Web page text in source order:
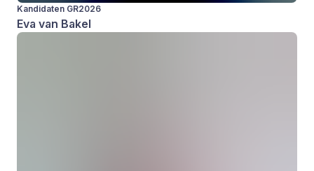
Kandidaten GR2026
Eva van Bakel